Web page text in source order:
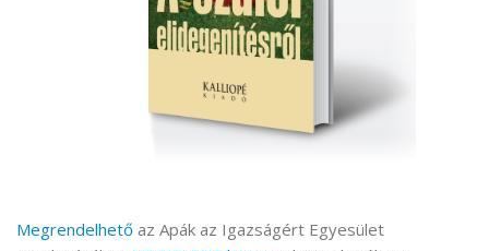
Megrendelhető az Apák az Igazságért Egyesület